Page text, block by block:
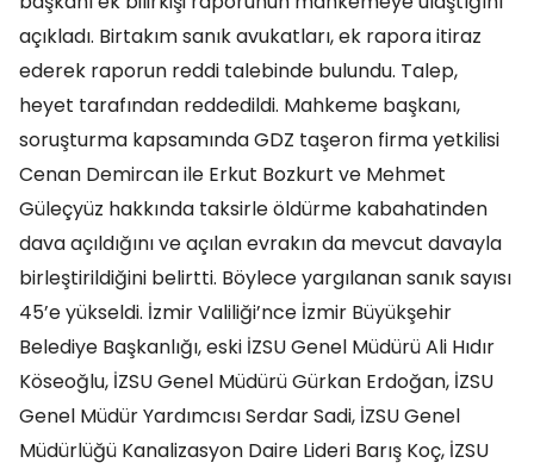
açıkladı. Birtakım sanık avukatları, ek rapora itiraz
ederek raporun reddi talebinde bulundu. Talep,
heyet tarafından reddedildi. Mahkeme başkanı,
soruşturma kapsamında GDZ taşeron firma yetkilisi
Cenan Demircan ile Erkut Bozkurt ve Mehmet
Güleçyüz hakkında taksirle öldürme kabahatinden
dava açıldığını ve açılan evrakın da mevcut davayla
birleştirildiğini belirtti. Böylece yargılanan sanık sayısı
45’e yükseldi. İzmir Valiliği’nce İzmir Büyükşehir
Belediye Başkanlığı, eski İZSU Genel Müdürü Ali Hıdır
Köseoğlu, İZSU Genel Müdürü Gürkan Erdoğan, İZSU
Genel Müdür Yardımcısı Serdar Sadi, İZSU Genel
Müdürlüğü Kanalizasyon Daire Lideri Barış Koç, İZSU